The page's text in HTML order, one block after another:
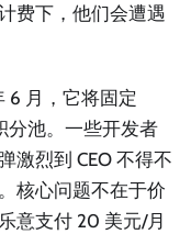
费下，他们会遭遇
6 月，它将固定
分池。一些开发者
激烈到 CEO 不得不
核心问题不在于价
意支付 20 美元/月